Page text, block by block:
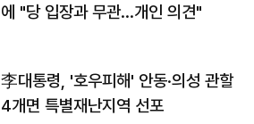
에 "당 입장과 무관…개인 의견"
李대통령, '호우피해' 안동·의성 관할
4개면 특별재난지역 선포